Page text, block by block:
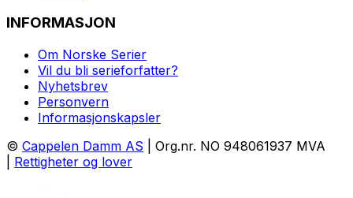
INFORMASJON
Om Norske Serier
Vil du bli serieforfatter?
Nyhetsbrev
Personvern
Informasjonskapsler
© Cappelen Damm AS | Org.nr. NO 948061937 MVA
Rettigheter og lover